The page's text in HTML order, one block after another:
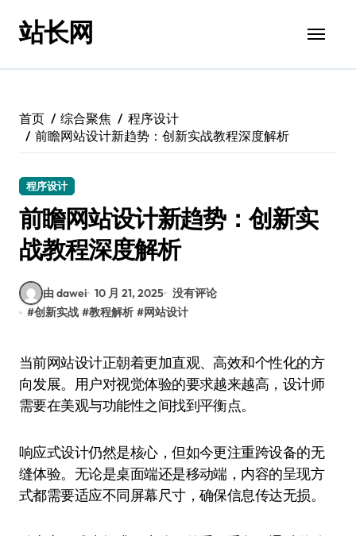
站长网
首页 综合聚焦
程序设计
前瞻网站设计新趋势：创新实战教程深度解析
程序设计
前瞻网站设计新趋势：创新实
战教程深度解析
由 dawei 10 月 21, 2025 没有评论
#创新实战 #教程解析 #网站设计
当前网站设计正朝着更加直观、高效和个性化的方
向发展。用户对视觉体验的要求越来越高，设计师
需要在美观与功能性之间找到平衡点。
响应式设计仍然是核心，但如今更注重跨设备的无
缝体验。无论是桌面端还是移动端，内容的呈现方
式都需要适应不同屏幕尺寸，确保信息传达无损。